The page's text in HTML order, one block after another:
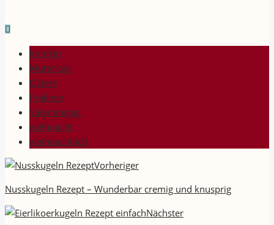
Konfekt
Muttertag
Ostern
Pralinen
Valentinstag
weihnacht
weihnachtlich
Vorheriger
Nusskugeln Rezept – Wunderbar cremig und knusprig
Nächster